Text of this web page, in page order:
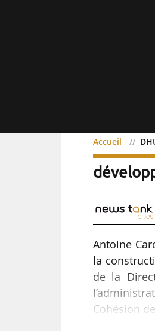
Accueil
DHUP :
Antoine
la
de la
Cohésion